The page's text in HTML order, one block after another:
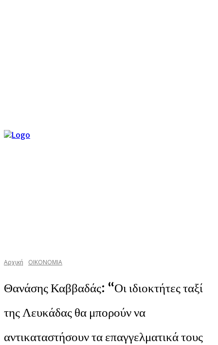
Αρχική ΟΙΚΟΝΟΜΙΑ
Θανάσης Καββαδάς: “Οι ιδιοκτήτες ταξί
της Λευκάδας θα μπορούν να
αντικαταστήσουν τα επαγγελματικά τους